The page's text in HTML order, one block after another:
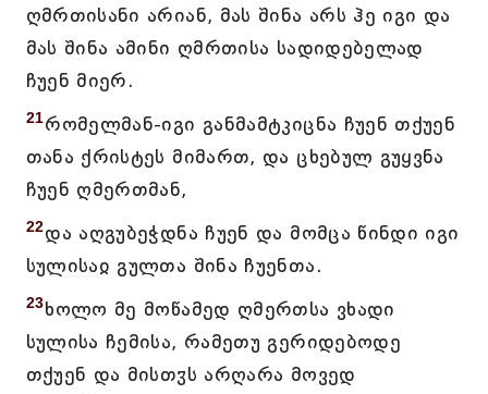
ღმრთისანი არიან, მას შინა არს ჰე იგი და
მას შინა ამინი ღმრთისა სადიდებელად
ჩუენ მიერ.
21რომელმან-იგი განმამტკიცნა ჩუენ თქუენ
თანა ქრისტეს მიმართ, და ცხებულ გუყვნა
ჩუენ ღმერთმან,
22და აღგუბეჭდნა ჩუენ და მომცა წინდი იგი
სულისაჲ გულთა შინა ჩუენთა.
23ხოლო მე მოწამედ ღმერთსა ვხადი
სულისა ჩემისა, რამეთუ გერიდებოდე
თქუენ და მისთჳს არღარა მოვედ